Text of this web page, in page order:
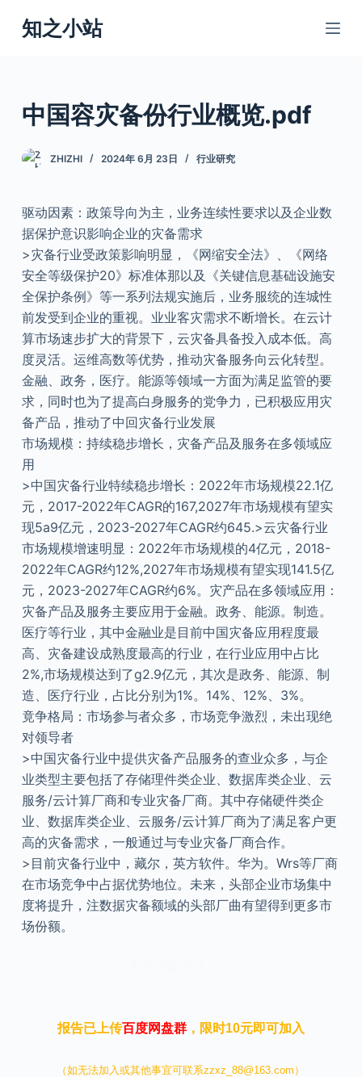
跳
过
知之小站
中国容灾备份行业概览.pdf
ZHIZHI 2024年 6月 23日 行业研究
驱动因素：政策导向为主，业务连续性要求以及企业数
据保护意识影响企业的灾备需求
>灾备行业受政策影响明显，《网缩安全法》、《网络
安全等级保护20》标准体那以及《关键信息基础设施安
全保护条例》等一系列法规实施后，业务服统的连城性
前发受到企业的重视。业业客灾需求不断增长。在云计
算市场速步扩大的背景下，云灾备具备投入成本低。高
度灵活。运维高数等优势，推动灾备服务向云化转型。
金融、政务，医疗。能源等领域一方面为满足监管的要
求，同时也为了提高白身服务的党争力，已积极应用灾
备产品，推动了中回灾备行业发展
市场规模：持续稳步增长，灾备产品及服务在多领域应
用
>中国灾备行业特续稳步增长：2022年市场规模22.1亿
元，2017-2022年CAGR的167,2027年市场规模有望实
现5a9亿元，2023-2027年CAGR约645.>云灾备行业
市场规模增速明显：2022年市场规模的4亿元，2018-
2022年CAGR约12%,2027年市场规模有望实现141.5亿
元，2023-2027年CAGR约6%。灾产品在多领域应用：
灾备产品及服务主要应用于金融。政务、能源。制造。
医疗等行业，其中金融业是目前中国灾备应用程度最
高、灾备建设成熟度最高的行业，在行业应用中占比
2%,市场规模达到了g2.9亿元，其次是政务、能源、制
造、医疗行业，占比分别为1%。14%、12%、3%。
竟争格局：市场参与者众多，市场竞争激烈，未出现绝
对领导者
>中国灾备行业中提供灾备产品服务的查业众多，与企
业类型主要包括了存储理件类企业、数据库类企业、云
服务/云计算厂商和专业灾备厂商。其中存储硬件类企
业、数据库类企业、云服务/云计算厂商为了满足客户更
高的灾备需求，一般通过与专业灾备厂商合作。
>目前灾备行业中，藏尔，英方软件。华为。Wrs等厂商
在市场竞争中占据优势地位。未来，头部企业市场集中
度将提升，注数据灾备额域的头部厂曲有望得到更多市
场份额。
报告已上传百度网盘群，限时10元即可加入
（如无法加入或其他事宜可联系zzxz_88@163.com）